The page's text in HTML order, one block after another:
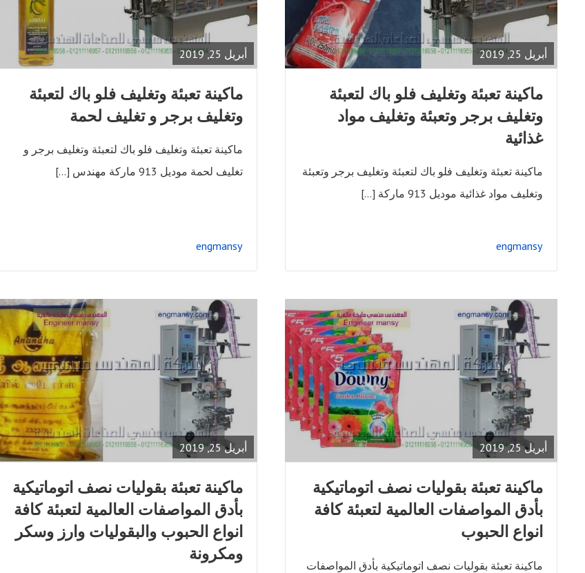
أبريل 25, 2019
POST
ماكينة تعبئة وتغليف فلو باك لتعبئة
وتغليف برجر وتعبئة وتغليف مواد
غذائية
ماكينة تعبئة وتغليف فلو باك لتعبئة وتغليف برجر وتعبئة
وتغليف مواد غذائية موديل 913 ماركة […]
engmansy
أبريل 25, 2019
POST
ماكينة تعبئة وتغليف فلو باك لتعبئة
وتغليف برجر و تغليف لحمة
ماكينة تعبئة وتغليف فلو باك لتعبئة وتغليف برجر و
تغليف لحمة موديل 913 ماركة مهندس […]
engmansy
أبريل 25, 2019
READ
FULL
POST
ماكينة تعبئة بقوليات نصف اتوماتيكية
بأدق المواصفات العالمية لتعبئة كافة
انواع الحبوب
ماكينة تعبئة بقوليات نصف اتوماتيكية بأدق المواصفات
أبريل 25, 2019
READ
POST
ماكينة تعبئة بقوليات نصف اتوماتيكية
بأدق المواصفات العالمية لتعبئة كافة
انواع الحبوب والبقوليات وارز وسكر
ومكرونة